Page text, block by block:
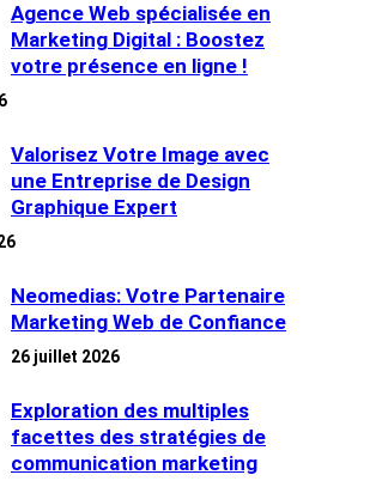
Agence Web spécialisée en
Marketing Digital : Boostez
votre présence en ligne !
Valorisez Votre Image avec
une Entreprise de Design
Graphique Expert
Neomedias: Votre Partenaire
Marketing Web de Confiance
26 juillet 2026
Exploration des multiples
facettes des stratégies de
communication marketing